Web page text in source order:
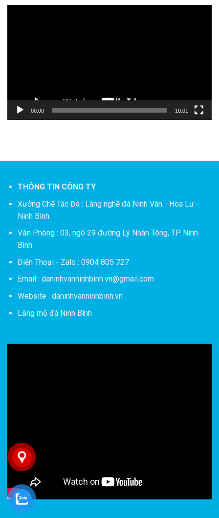
00:00 10:01
THÔNG TIN CÔNG TY
Xưởng Chế Tác Đá : Làng nghề đá Ninh Vân - Hoa Lư -
Ninh Bình
Văn Phòng : 03, ngõ 29 đường Lý Nhân Tông, TP Ninh
Bình
Điện Thoại - Zalo : 0904 805 727
Email : daninhvanninhbinh.vn@gmail.com
Website : daninhvanninhbinh.vn
Lăng mộ đá Ninh Bình